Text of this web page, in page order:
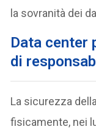
la sovranità dei
Data center
di
La sicurezza
fisicamente, nei